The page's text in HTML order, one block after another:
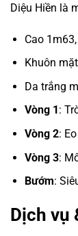
Diệu Hiền là
Cao
Khuôn
Da trắng
Vòng 1 :
Vòng 2:
Vòng 3:
Bướm:
Dịch vụ